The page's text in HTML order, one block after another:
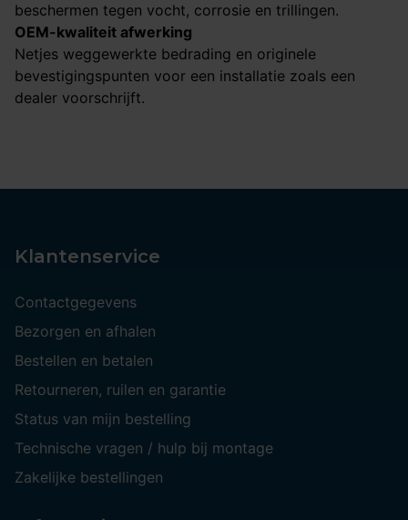
beschermen tegen vocht, corrosie en trillingen.
OEM-kwaliteit afwerking
Netjes weggewerkte bedrading en originele
bevestigingspunten voor een installatie zoals een
dealer voorschrijft.
Klantenservice
Contactgegevens
Bezorgen en afhalen
Bestellen en betalen
Retourneren, ruilen en garantie
Status van mijn bestelling
Technische vragen / hulp bij montage
Zakelijke bestellingen